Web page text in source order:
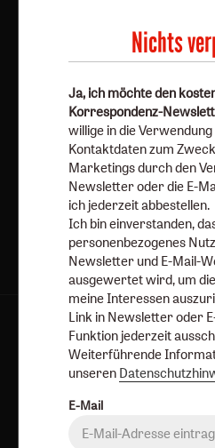
Weiterführende
AGB und
Barrierefreiheit
Vertrag widerrufen
Nichts
Ja, ich möchte den
Korrespondenz-
willige in die
Kontaktdaten zum
Marketings durch den
Newsletter oder die E-
ich jederzeit abbestellen.
Ich bin einverstanden,
personenbezogenes
Newsletter und E-Mail-
ausgewertet wird, um
meine Interessen
Link in Newsletter oder
Funktion jederzeit
Weiterführende
unseren
E-Mail